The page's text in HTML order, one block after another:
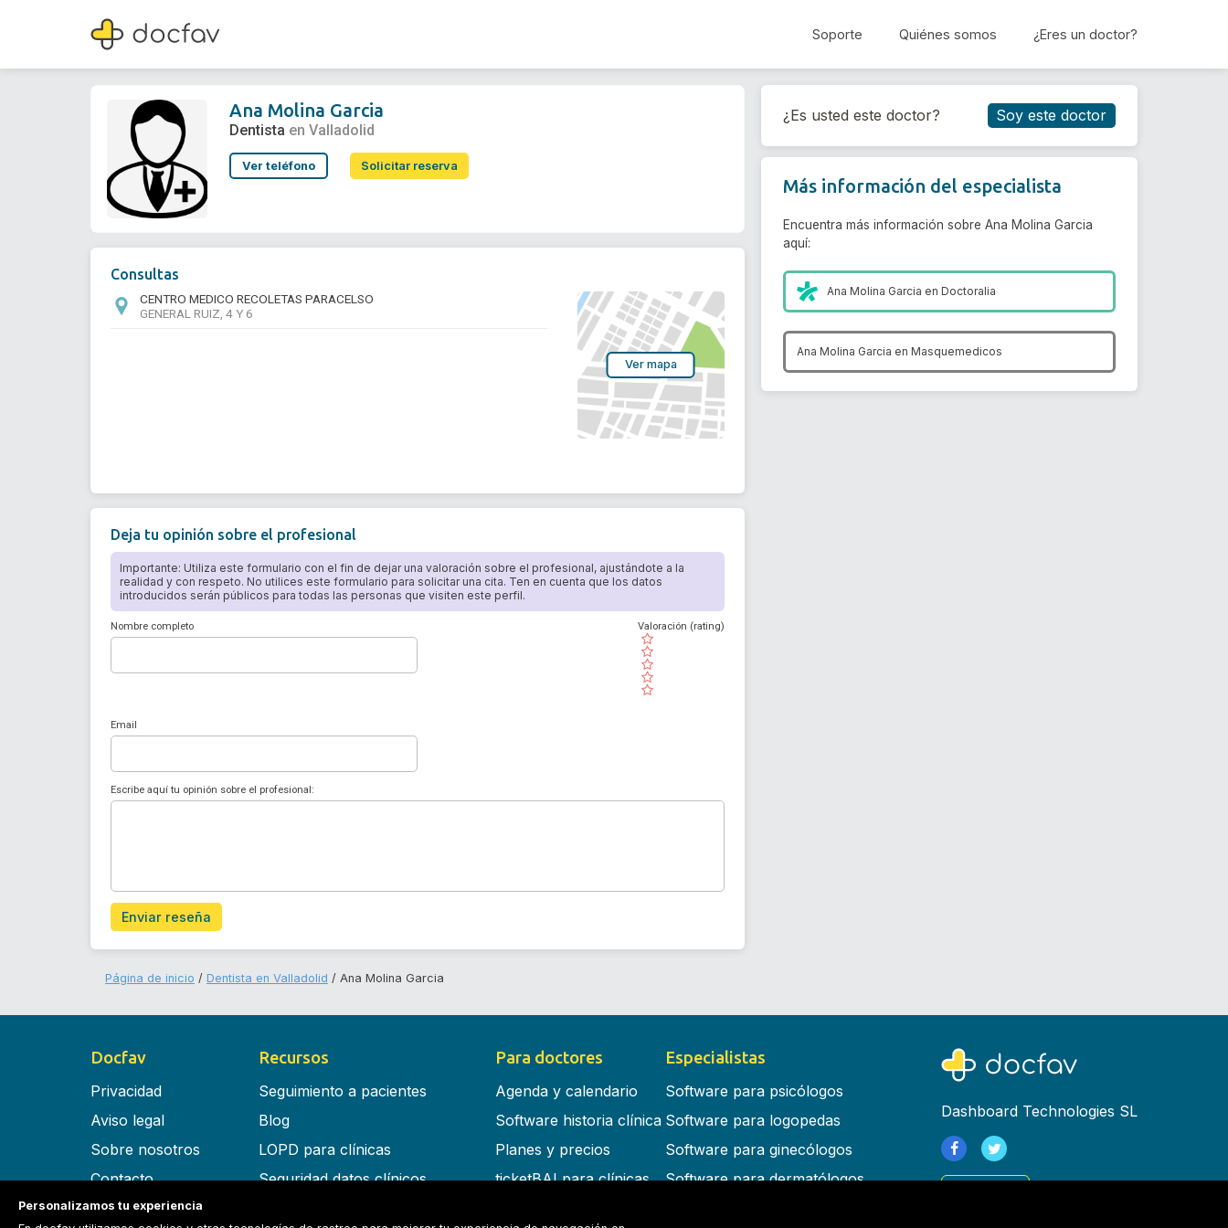
Soporte Quiénes somos ¿Eres un doctor?
Ana Molina Garcia
Dentista
Reservar cita
Ana Molina Garcia
Dentista en Valladolid
Ver teléfono Solicitar reserva
Consultas
CENTRO MEDICO RECOLETAS PARACELSO
GENERAL RUIZ, 4 Y 6
Ver mapa
Deja tu opinión sobre el profesional
Importante: Utiliza este formulario con el fin de dejar una valoración sobre el profesional, ajustándote a la
realidad y con respeto. No utilices este formulario para solicitar una cita. Ten en cuenta que los datos
introducidos serán públicos para todas las personas que visiten este perfil.
Nombre completo
( )
( )
( )
( )
( )
Valoración (rating)
Email
Escribe aquí tu opinión sobre el profesional:
Enviar reseña
¿Es usted este doctor? Soy este doctor
Más información del especialista
Encuentra más información sobre Ana Molina Garcia
aquí:
Ana Molina Garcia enDoctoralia
Ana Molina Garcia en Masquemedicos
Página de inicio Dentista en Valladolid Ana Molina Garcia
Docfav
Privacidad
Aviso legal
Sobre nosotros
Contacto
Términos y condiciones
Recursos
Seguimiento a pacientes
Blog
LOPD para clínicas
Seguridad datos clínicos
Para doctores
Agenda y calendario
Software historia clínica
Planes y precios
ticketBAI para clínicas
Especialistas
Software para psicólogos
Software para logopedas
Software para ginecólogos
Software para dermatólogos
Dashboard Technologies SL
Personalizamos tu experiencia